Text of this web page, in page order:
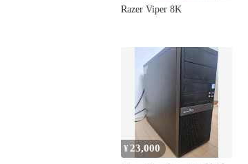
Razer Viper 8K
¥23,000